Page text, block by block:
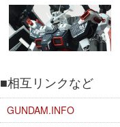
■相互リンクなど
GUNDAM.INFO